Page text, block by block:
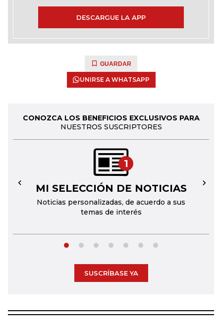
DESCARGUE LA APP
GUARDAR
UNIRSE A WHATSAPP
CONOZCA LOS BENEFICIOS EXCLUSIVOS PARA
NUESTROS SUSCRIPTORES
1
MI SELECCIÓN DE NOTICIAS
Noticias personalizadas, de acuerdo a sus
temas de interés
← →
SUSCRÍBASE YA